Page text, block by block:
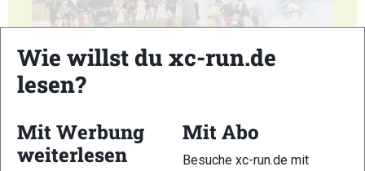
75 76
Wie willst du xc-run.de
lesen?
Mit Werbung
weiterlesen
Mit Abo
Besuche xc-run.de mit